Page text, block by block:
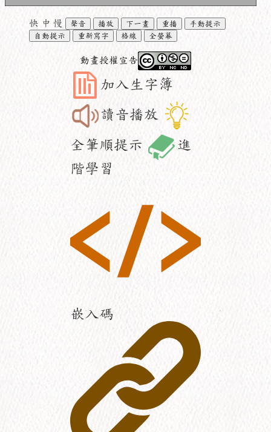
快 中 慢 聲音 播放 下一畫 重播
手動提示
自動提示
重新寫字 格線 全螢幕
動畫授權宣告
加入生字簿
讀音播放
全筆順提示
進
階學習
嵌入碼